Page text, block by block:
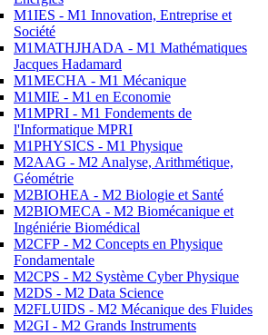
M1IES - M1 Innovation, Entreprise et
Société
M1MATHJHADA - M1 Mathématiques
Jacques Hadamard
M1MECHA - M1 Mécanique
M1MIE - M1 en Economie
M1MPRI - M1 Fondements de
l'Informatique MPRI
M1PHYSICS - M1 Physique
M2AAG - M2 Analyse, Arithmétique,
Géométrie
M2BIOHEA - M2 Biologie et Santé
M2BIOMECA - M2 Biomécanique et
Ingéniérie Biomédical
M2CFP - M2 Concepts en Physique
Fondamentale
M2CPS - M2 Système Cyber Physique
M2DS - M2 Data Science
M2FLUIDS - M2 Mécanique des Fluides
M2GI - M2 Grands Instruments